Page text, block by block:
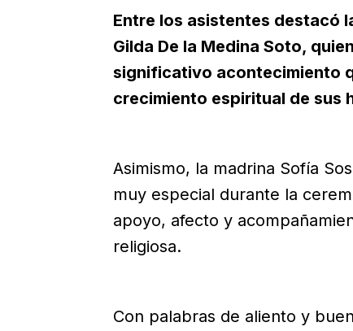
Entre los asistentes destacó
Gilda De la Medina Soto,
significativo acontecimiento
crecimiento espiritual de sus
Asimismo, la madrina Sofía
muy especial durante la
apoyo, afecto y
religiosa.
Con palabras de aliento y